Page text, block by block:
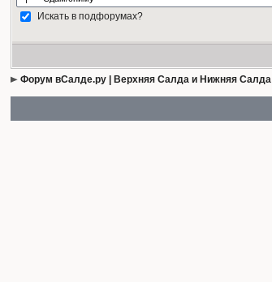
Искать в подфорумах?
Форум вСалде.ру | Верхняя Салда и Нижняя Салда